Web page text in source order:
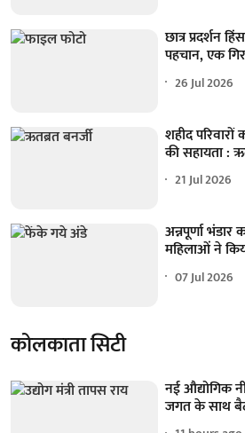
छात्र प्रदर्शन
पहचान, एक
26 Jul 2026
शहीद
की सहायता :
21 Jul 2026
अन्नपूर्णा
महिलाओं ने
07 Jul 2026
कोलकाता सिटी
नई औद्योगिक
जगत के साथ